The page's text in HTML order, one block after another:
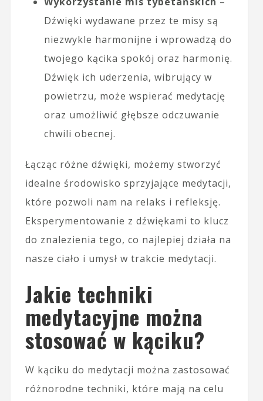
Dźwięki wydawane przez te misy są
niezwykle harmonijne i wprowadzą do
twojego kącika spokój oraz harmonię.
Dźwięk ich uderzenia, wibrujący w
powietrzu, może wspierać medytację
oraz umożliwić głębsze odczuwanie
chwili obecnej.
Łącząc różne dźwięki, możemy stworzyć
idealne środowisko sprzyjające medytacji,
które pozwoli nam na relaks i refleksję.
Eksperymentowanie z dźwiękami to klucz
do znalezienia tego, co najlepiej działa na
nasze ciało i umysł w trakcie medytacji.
Jakie techniki
medytacyjne można
stosować w kąciku?
W kąciku do medytacji można zastosować
różnorodne techniki, które mają na celu